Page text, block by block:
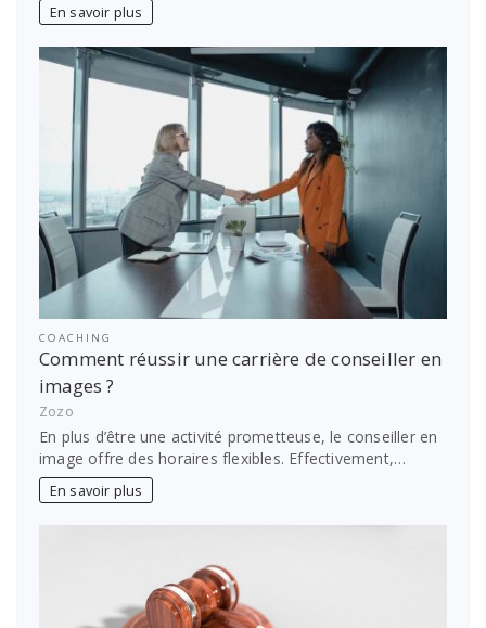
En savoir plus
COACHING
Comment réussir une carrière de conseiller en
images ?
Zozo
En plus d’être une activité prometteuse, le conseiller en
image offre des horaires flexibles. Effectivement,…
En savoir plus